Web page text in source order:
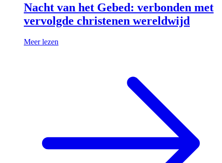
Nacht van het Gebed: verbonden met
vervolgde christenen wereldwijd
Meer lezen